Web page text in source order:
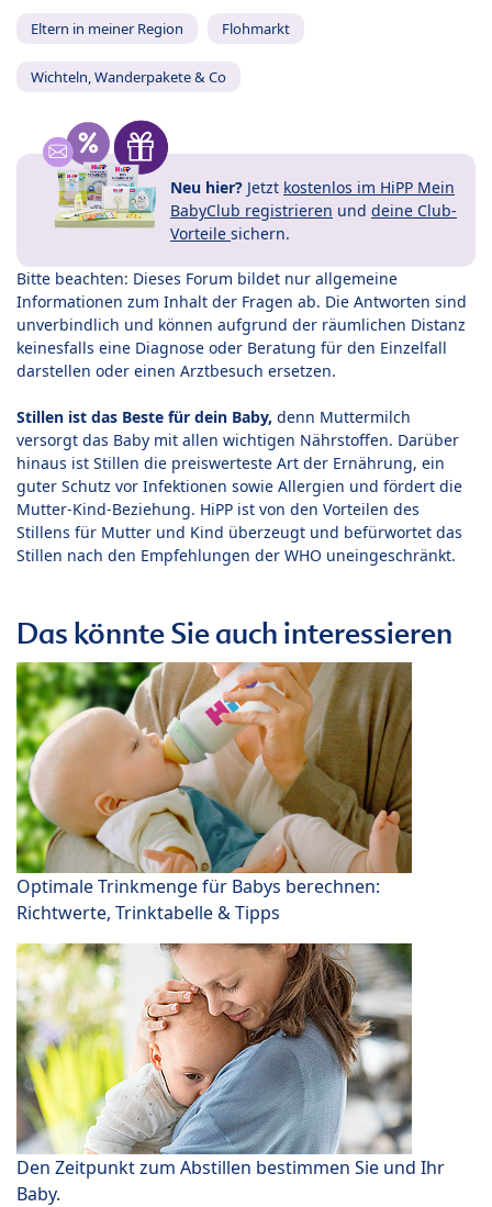
Eltern in meiner Region Flohmarkt
Wichteln, Wanderpakete & Co
Neu hier? Jetzt kostenlos im HiPP Mein
BabyClub registrieren und deine Club-
Vorteile sichern.
Bitte beachten: Dieses Forum bildet nur allgemeine
Informationen zum Inhalt der Fragen ab. Die Antworten sind
unverbindlich und können aufgrund der räumlichen Distanz
keinesfalls eine Diagnose oder Beratung für den Einzelfall
darstellen oder einen Arztbesuch ersetzen.
Stillen ist das Beste für dein Baby, denn Muttermilch
versorgt das Baby mit allen wichtigen Nährstoffen. Darüber
hinaus ist Stillen die preiswerteste Art der Ernährung, ein
guter Schutz vor Infektionen sowie Allergien und fördert die
Mutter-Kind-Beziehung. HiPP ist von den Vorteilen des
Stillens für Mutter und Kind überzeugt und befürwortet das
Stillen nach den Empfehlungen der WHO uneingeschränkt.
Das könnte Sie auch interessieren
Optimale Trinkmenge für Babys berechnen:
Richtwerte, Trinktabelle & Tipps
Den Zeitpunkt zum Abstillen bestimmen Sie und Ihr
Baby.